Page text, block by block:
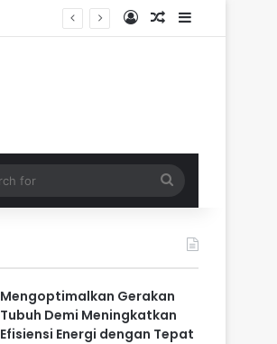
Log InRandom Article
Sidebar
for
Mengoptimalkan Gerakan
Tubuh Demi Meningkatkan
Efisiensi Energi dengan Tepat